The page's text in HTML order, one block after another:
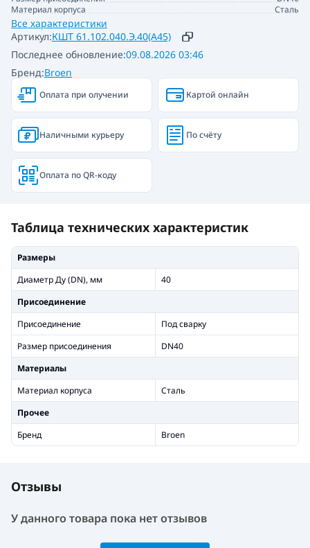
Артикул:КШТ 61.102.040.Э.40(А45)
Бренд:Broen
Последнее обновление:09.08.2026 03:46
Материал корпуса
Сталь
Все характеристики
Оплата при олучении Картой онлайн
Наличными курьеру По счёту
Оплата по QR-коду
Таблица технических характеристик
Размеры
Диаметр Ду (DN), мм
40
Присоединение
Присоединение
Под сварку
Размер присоединения
DN40
Материалы
Материал корпуса
Сталь
Прочее
Бренд
Broen
Отзывы
У данного товара пока нет отзывов